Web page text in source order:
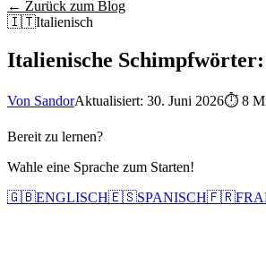
← Zurück zum Blog
🇮🇹Italienisch
Italienische
Von SandorAktualisiert: 30. Juni 2026⏱ 8
Bereit zu lernen?
Wahle eine Sprache zum Starten!
🇬🇧ENGLISCH🇪🇸SPANISCH🇫🇷